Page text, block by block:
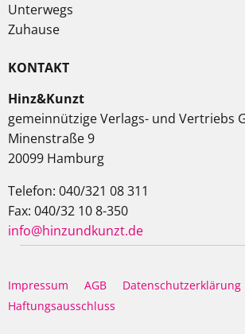
Unterwegs
Zuhause
KONTAKT
Hinz&Kunzt
gemeinnützige Verlags- und Vertriebs
Minenstraße 9
20099 Hamburg
Telefon: 040/321 08 311
Fax: 040/32 10 8-350
info@hinzundkunzt.de
Impressum AGB
Datenschutzerklärung
Haftungsausschluss